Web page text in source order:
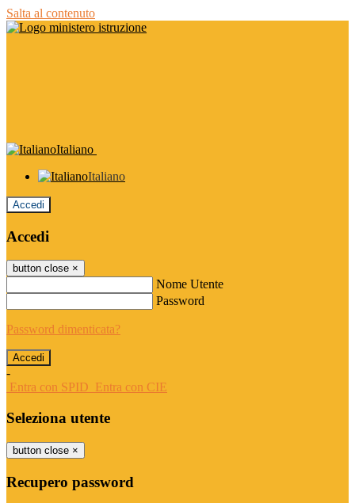
Salta al contenuto
Italiano
Italiano
Accedi
Accedi
button close ×
Nome Utente
Password
Password dimenticata?
-
Entra con SPID Entra con CIE
Seleziona utente
button close ×
Recupero password